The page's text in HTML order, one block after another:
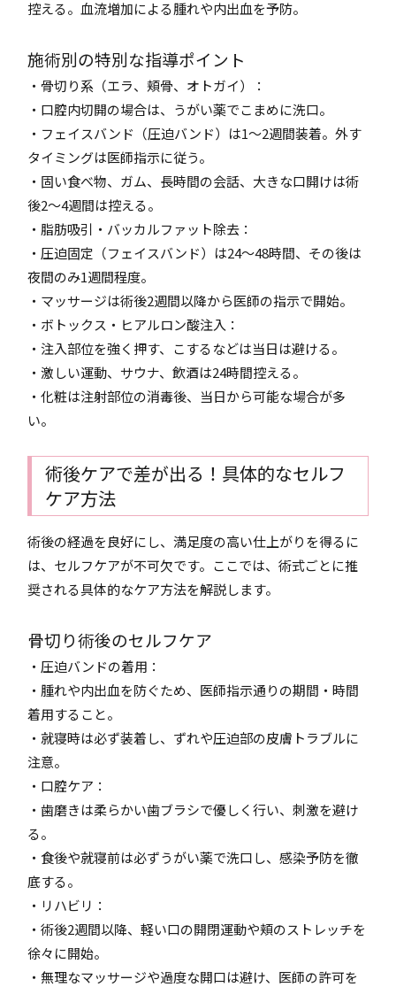
控える。血流増加による腫れや内出血を予防。
施術別の特別な指導ポイント
・骨切り系（エラ、頬骨、オトガイ）：
・口腔内切開の場合は、うがい薬でこまめに洗口。
・フェイスバンド（圧迫バンド）は1〜2週間装着。外す
タイミングは医師指示に従う。
・固い食べ物、ガム、長時間の会話、大きな口開けは術
後2〜4週間は控える。
・脂肪吸引・バッカルファット除去：
・圧迫固定（フェイスバンド）は24〜48時間、その後は
夜間のみ1週間程度。
・マッサージは術後2週間以降から医師の指示で開始。
・ボトックス・ヒアルロン酸注入：
・注入部位を強く押す、こするなどは当日は避ける。
・激しい運動、サウナ、飲酒は24時間控える。
・化粧は注射部位の消毒後、当日から可能な場合が多
い。
術後ケアで差が出る！具体的なセルフ
ケア方法
術後の経過を良好にし、満足度の高い仕上がりを得るに
は、セルフケアが不可欠です。ここでは、術式ごとに推
奨される具体的なケア方法を解説します。
骨切り術後のセルフケア
・圧迫バンドの着用：
・腫れや内出血を防ぐため、医師指示通りの期間・時間
着用すること。
・就寝時は必ず装着し、ずれや圧迫部の皮膚トラブルに
注意。
・口腔ケア：
・歯磨きは柔らかい歯ブラシで優しく行い、刺激を避け
る。
・食後や就寝前は必ずうがい薬で洗口し、感染予防を徹
底する。
・リハビリ：
・術後2週間以降、軽い口の開閉運動や頬のストレッチを
徐々に開始。
・無理なマッサージや過度な開口は避け、医師の許可を